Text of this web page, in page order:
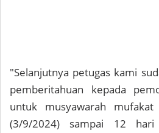
"Selanjutnya petugas kami
pemberitahuan kepada
untuk musyawarah
(3/9/2024) sampai 12 hari